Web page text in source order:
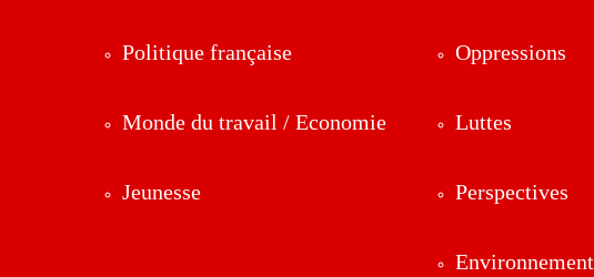
Politique française
Monde du travail / Economie
Jeunesse
Oppressions
Luttes
Perspectives
Environnement